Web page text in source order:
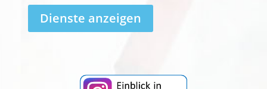
Dienste anzeigen